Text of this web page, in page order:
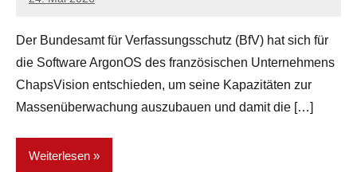
network
Der Bundesamt für Verfassungsschutz (BfV) hat sich für
die Software ArgonOS des französischen Unternehmens
ChapsVision entschieden, um seine Kapazitäten zur
Massenüberwachung auszubauen und damit die […]
Weiterlesen